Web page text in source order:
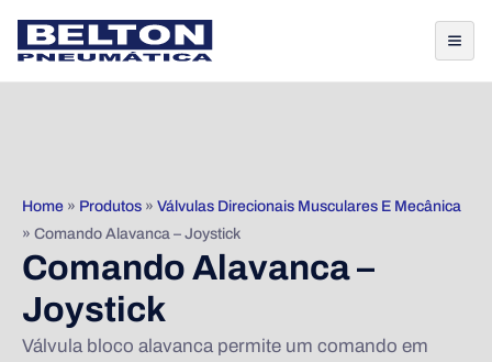
Home » Produtos » Válvulas Direcionais Musculares E Mecânica
» Comando Alavanca – Joystick
Comando Alavanca –
Joystick
Válvula bloco alavanca permite um comando em